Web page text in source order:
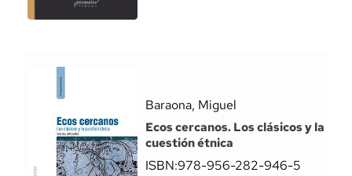
Baraona, Miguel
Ecos cercanos. Los clásicos y la
cuestión étnica
ISBN:978-956-282-946-5